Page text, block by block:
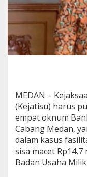
r
e
d
i
t
M
B
e
l
m
D
i
t
MEDAN –
(Kejatisu) harus
empat oknum
Cabang Medan,
dalam kasus
sisa macet
Badan Usaha